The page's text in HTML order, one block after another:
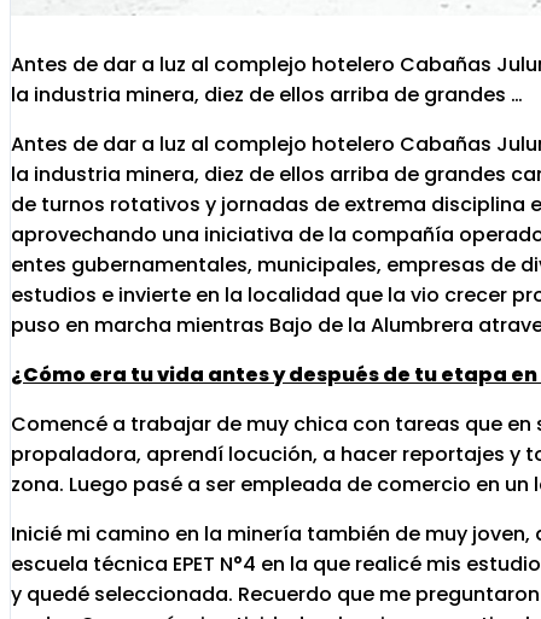
Antes de dar a luz al complejo hotelero Cabañas
la industria minera, diez de ellos arriba de grandes …
Antes de dar a luz al complejo hotelero Cabañas
la industria minera, diez de ellos arriba de grandes
de turnos rotativos y jornadas de extrema disciplina
aprovechando una iniciativa de la compañía
entes gubernamentales, municipales, empresas de
estudios e invierte en la localidad que la vio crecer
puso en marcha mientras Bajo de la Alumbrera
¿Cómo era tu vida antes y después de tu etapa
Comencé a trabajar de muy chica con tareas que
propaladora, aprendí locución, a hacer reportajes y
zona. Luego pasé a ser empleada de comercio en
Inicié mi camino en la minería también de muy
escuela técnica EPET N°4 en la que realicé mis
y quedé seleccionada. Recuerdo que me